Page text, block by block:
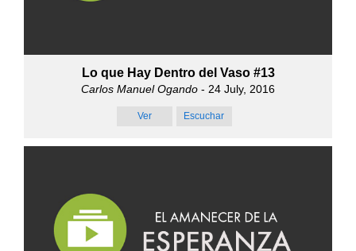
Lo que Hay Dentro del Vaso #13
Carlos Manuel Ogando - 24 July, 2016
Ver Escuchar